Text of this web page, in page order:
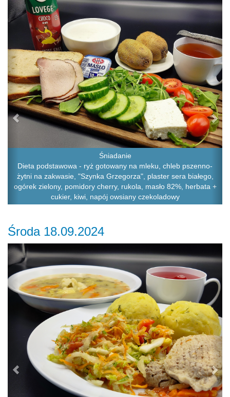
Śniadanie
Dieta podstawowa - ryż gotowany na mleku, chleb pszenno-
żytni na zakwasie, "Szynka Grzegorza", plaster sera białego,
ogórek zielony, pomidory cherry, rukola, masło 82%, herbata +
cukier, kiwi, napój owsiany czekoladowy
Środa 18.09.2024
Previous